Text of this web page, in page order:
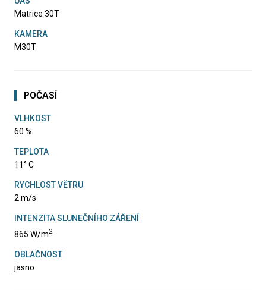
Matrice 30T
KAMERA
M30T
POČASÍ
VLHKOST
60 %
TEPLOTA
11° C
RYCHLOST VĚTRU
2 m/s
INTENZITA SLUNEČNÍHO ZÁŘENÍ
865 W/m2
OBLAČNOST
jasno